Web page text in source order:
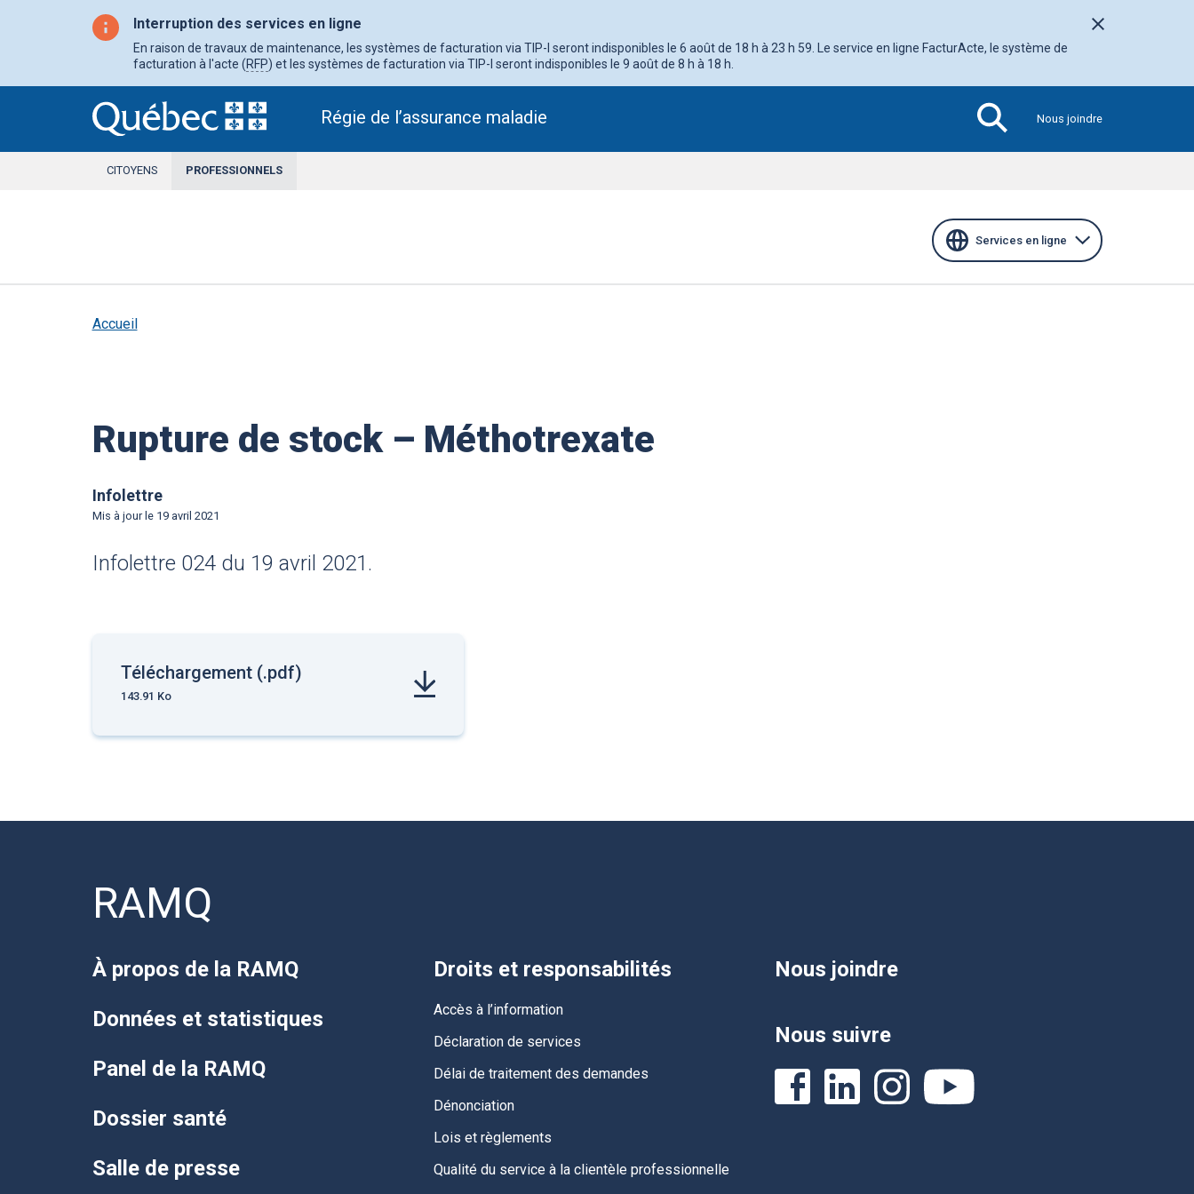
Fermer l'avis
Interruption des services en ligne
En raison de travaux de maintenance, les systèmes de facturation via TIP-I seront indisponibles le 6 août de 18 h à 23 h 59. Le service en ligne FacturActe, le système de
facturation à l'acte (RFP) et les systèmes de facturation via TIP-I seront indisponibles le 9 août de 8 h à 18 h.
Régie de l’assurance maladie Nous joindre
CITOYENS PROFESSIONNELSSECTION
Services en ligne
Section
active
Accueil
Rupture de stock – Méthotrexate
Infolettre
Mis à jour le19 avril 2021
Infolettre 024 du 19 avril 2021.
Téléchargement (.pdf)
143.91 Ko
RAMQ
À propos de la RAMQ
Données et statistiques
Panel de la RAMQ
Dossier santé
Salle de presse
Droits et responsabilités
Accès à l’information
Déclaration de services
Délai de traitement des demandes
Dénonciation
Lois et règlements
Qualité du service à la clientèle professionnelle
Nous joindre
Nous suivre